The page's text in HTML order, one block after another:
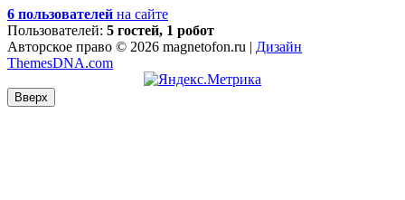
6 пользователей на сайте
Пользователей: 5 гостей, 1 робот
Авторское право © 2026 magnetofon.ru | Дизайн
ThemesDNA.com
Вверх